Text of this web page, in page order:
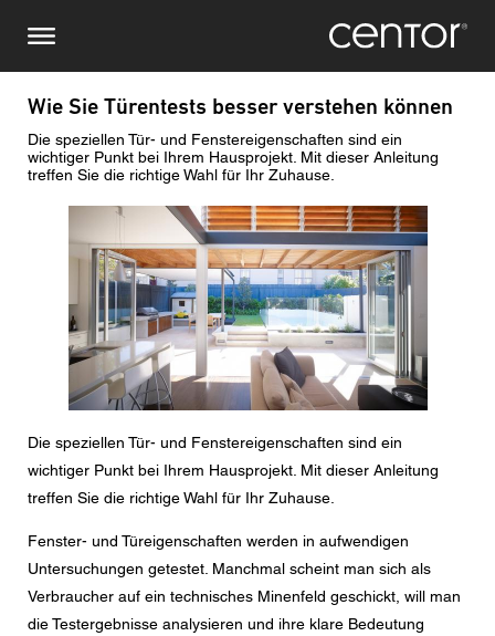
zum
Inhalt
Wie Sie Türentests besser verstehen können
Die speziellen Tür- und Fenstereigenschaften sind ein
wichtiger Punkt bei Ihrem Hausprojekt. Mit dieser Anleitung
treffen Sie die richtige Wahl für Ihr Zuhause.
Die speziellen Tür- und Fenstereigenschaften sind ein
wichtiger Punkt bei Ihrem Hausprojekt. Mit dieser Anleitung
treffen Sie die richtige Wahl für Ihr Zuhause.
Fenster- und Türeigenschaften werden in aufwendigen
Untersuchungen getestet. Manchmal scheint man sich als
Verbraucher auf ein technisches Minenfeld geschickt, will man
die Testergebnisse analysieren und ihre klare Bedeutung
Stellen Sie eine Anfrage
Vor-/ Nachname
Telefonnummer
Postleitzahl
Sie sind
Nordamerika